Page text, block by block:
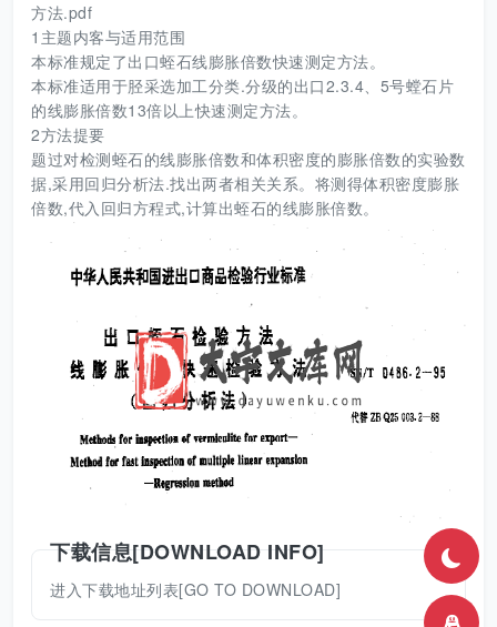
方法.pdf
1主题内客与适用范围
本标准规定了出口蛭石线膨胀倍数快速测定方法。
本标准适用于胫采选加工分类.分级的出口2.3.4、5号螳石片
的线膨胀倍数13倍以上快速测定方法。
2方法提要
题过对检测蛭石的线膨胀倍数和体积密度的膨胀倍数的实验数
据,采用回归分析法.找出两者相关关系。将测得体积密度膨胀
倍数,代入回归方程式,计算出蛭石的线膨胀倍数。
下载信息[DOWNLOAD INFO]
进入下载地址列表[GO TO DOWNLOAD]